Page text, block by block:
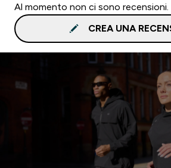
Al momento non ci sono recensioni.
CREA UNA